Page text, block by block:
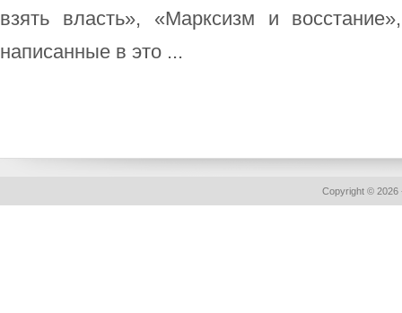
взять власть», «Марксизм и
написанные в это ...
Copyright © 2026